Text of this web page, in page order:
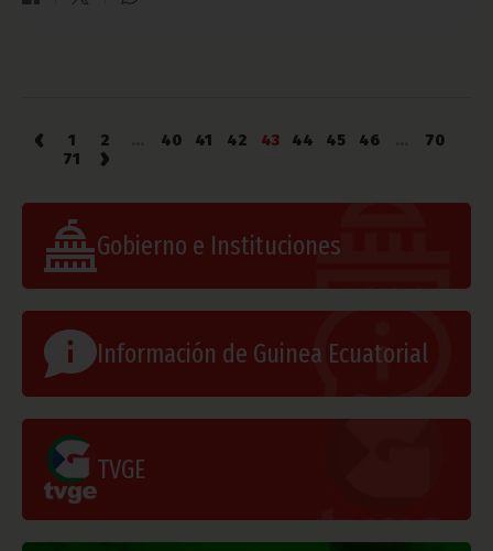
‹ 1 2 40 41 42 43 44 45 46
70
71
›
Gobierno e Instituciones
Información de Guinea Ecuatorial
TVGE